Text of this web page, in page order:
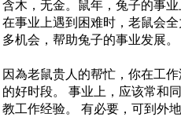
含木，无金。鼠年，兔子的事
在事业上遇到困难时，老鼠会
多机会，帮助兔子的事业发展。
因為老鼠贵人的帮忙，你在工
的好时段。 事业上，应该常和
教工作经验。 有必要，可到外地